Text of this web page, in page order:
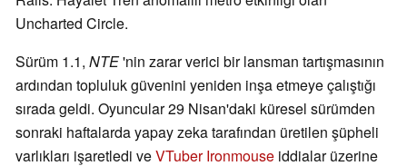
Uncharted Circle.
Sürüm 1.1, NTE'nin zarar verici bir lansman tartışmasının
ardından topluluk güvenini yeniden inşa etmeye çalıştığı
sırada geldi. Oyuncular 29 Nisan'daki küresel sürümden
sonraki haftalarda yapay zeka tarafından üretilen şüpheli
varlıkları işaretledi veVTuber Ironmouse iddialar üzerine